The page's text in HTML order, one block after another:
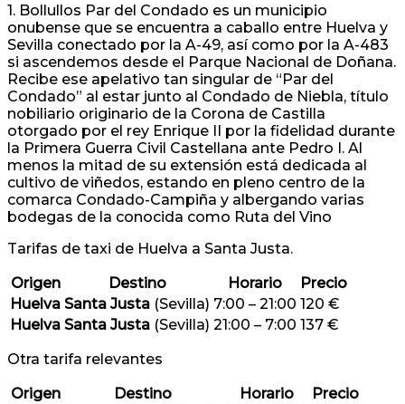
1. Bollullos Par del Condado es un municipio
onubense que se encuentra a caballo entre Huelva y
Sevilla conectado por la A-49, así como por la A-483
si ascendemos desde el Parque Nacional de Doñana.
Recibe ese apelativo tan singular de “Par del
Condado” al estar junto al Condado de Niebla, título
nobiliario originario de la Corona de Castilla
otorgado por el rey Enrique II por la fidelidad durante
la Primera Guerra Civil Castellana ante Pedro I. Al
menos la mitad de su extensión está dedicada al
cultivo de viñedos, estando en pleno centro de la
comarca Condado-Campiña y albergando varias
bodegas de la conocida como Ruta del Vino
Tarifas de taxi de Huelva a Santa Justa.
Origen
Destino Horario
Precio
Huelva Santa Justa (Sevilla) 7:00 – 21:00 120 €
Huelva Santa Justa (Sevilla) 21:00 – 7:00 137 €
Otra tarifa relevantes
Origen
Destino Horario
Precio